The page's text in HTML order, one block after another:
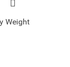
Weight